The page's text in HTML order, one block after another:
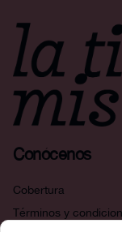
Conócenos
Cobertura
Términos y